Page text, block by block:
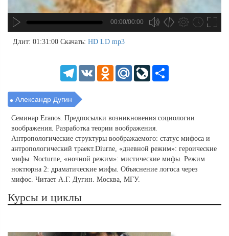
00:00/00:00
Длит: 01:31:00 Скачать: HD LD mp3
TelegramVK Odnoklassniki
Mail.Ru LiveJournal
Александр Дугин
Семинар Eranos. Предпосылки возникновения социологии
воображения. Разработка теории воображения.
Антропологические структуры воображаемого: статус мифоса и
антропологический траект.Diurne, «дневной режим»: героические
мифы. Nocturne, «ночной режим»: мистические мифы. Режим
ноктюрна 2: драматические мифы. Объяснение логоса через
мифос. Читает А.Г. Дугин. Москва, МГУ.
Курсы и циклы